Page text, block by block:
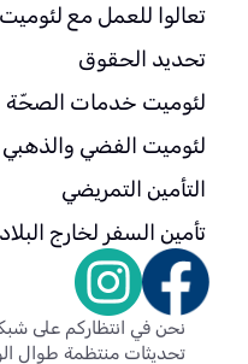
تعالوا للعمل مع لئوميت
تحديد الحقوق
لئوميت خدمات الصحّة
لئوميت الفضي والذهبي
التأمين التمريضي
تأمين السفر لخارج البلاد
نحن في انتظاركم على
تحديثات منتظمة طوال